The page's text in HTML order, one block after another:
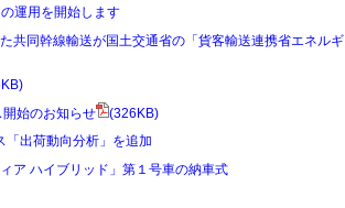
運用を開始します
共同幹線輸送が国土交通省の「貨客輸送連携省エネルギ
始のお知らせ
(326KB)
「出荷動向分析」を追加
ア ハイブリッド」第１号車の納車式